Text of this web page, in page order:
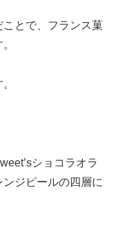
とで、フランス菓
ショコラオラ
ジピールの四層に